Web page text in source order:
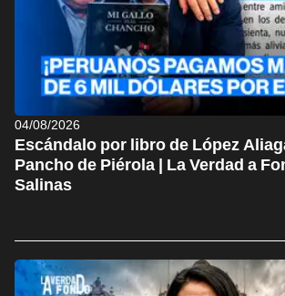
04/08/2026
Escándalo por libro de López
Pancho de Piérola | La Verdad a
Salinas